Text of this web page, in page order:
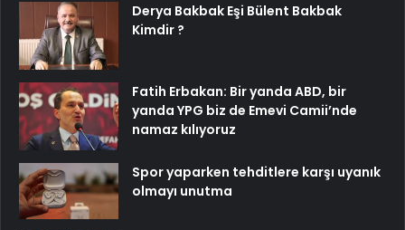
Derya Bakbak Eşi Bülent Bakbak
Kimdir ?
Fatih Erbakan: Bir yanda ABD, bir
yanda YPG biz de Emevi Camii’nde
namaz kılıyoruz
Spor yaparken tehditlere karşı uyanık
olmayı unutma